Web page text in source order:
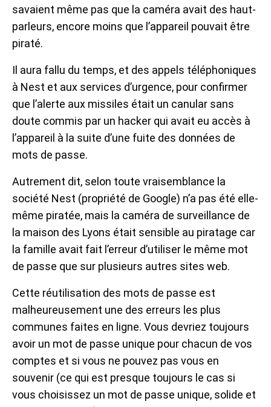
savaient même pas que la caméra avait des haut-
parleurs, encore moins que l’appareil pouvait être
piraté.
Il aura fallu du temps, et des appels téléphoniques
à Nest et aux services d’urgence, pour confirmer
que l’alerte aux missiles était un canular sans
doute commis par un hacker qui avait eu accès à
l’appareil à la suite d’une fuite des données de
mots de passe.
Autrement dit, selon toute vraisemblance la
société Nest (propriété de Google) n’a pas été elle-
même piratée, mais la caméra de surveillance de
la maison des Lyons était sensible au piratage car
la famille avait fait l’erreur d’utiliser le même mot
de passe que sur plusieurs autres sites web.
Cette réutilisation des mots de passe est
malheureusement une des erreurs les plus
communes faites en ligne. Vous devriez toujours
avoir un mot de passe unique pour chacun de vos
comptes et si vous ne pouvez pas vous en
souvenir (ce qui est presque toujours le cas si
vous choisissez un mot de passe unique, solide et